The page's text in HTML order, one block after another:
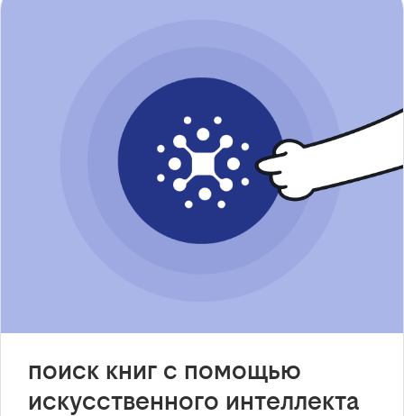
поиск книг с помощью
искусственного интеллекта